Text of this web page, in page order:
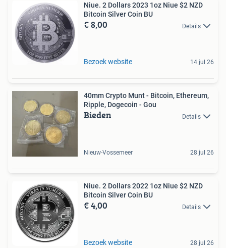
Niue. 2 Dollars 2023 1oz Niue $2 NZD
Bitcoin Silver Coin BU
€ 8,00 Details
Bezoek website 14 jul 26
40mm Crypto Munt - Bitcoin, Ethereum,
Ripple, Dogecoin - Gou
Bieden Details
Nieuw-Vossemeer 28 jul 26
Niue. 2 Dollars 2022 1oz Niue $2 NZD
Bitcoin Silver Coin BU
€ 4,00 Details
Bezoek website 28 jul 26